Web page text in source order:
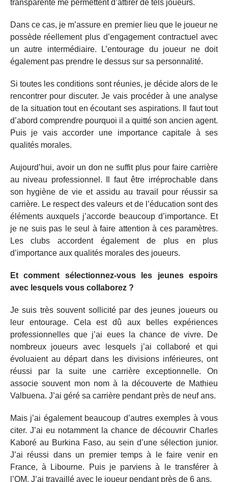
transparente me permettent d’attirer de tels joueurs.
Dans ce cas, je m’assure en premier lieu que le joueur ne
possède réellement plus d’engagement contractuel avec
un autre intermédiaire. L’entourage du joueur ne doit
également pas prendre le dessus sur sa personnalité.
Si toutes les conditions sont réunies, je décide alors de le
rencontrer pour discuter. Je vais procéder à une analyse
de la situation tout en écoutant ses aspirations. Il faut tout
d’abord comprendre pourquoi il a quitté son ancien agent.
Puis je vais accorder une importance capitale à ses
qualités morales.
Aujourd’hui, avoir un don ne suffit plus pour faire carrière
au niveau professionnel. Il faut être irréprochable dans
son hygiène de vie et assidu au travail pour réussir sa
carrière. Le respect des valeurs et de l’éducation sont des
éléments auxquels j’accorde beaucoup d’importance. Et
je ne suis pas le seul à faire attention à ces paramètres.
Les clubs accordent également de plus en plus
d’importance aux qualités morales des joueurs.
Et comment sélectionnez-vous les jeunes espoirs
avec lesquels vous collaborez ?
Je suis très souvent sollicité par des jeunes joueurs ou
leur entourage. Cela est dû aux belles expériences
professionnelles que j’ai eues la chance de vivre. De
nombreux joueurs avec lesquels j’ai collaboré et qui
évoluaient au départ dans les divisions inférieures, ont
réussi par la suite une carrière exceptionnelle. On
associe souvent mon nom à la découverte de Mathieu
Valbuena. J’ai géré sa carrière pendant près de neuf ans.
Mais j’ai également beaucoup d’autres exemples à vous
citer. J’ai eu notamment la chance de découvrir Charles
Kaboré au Burkina Faso, au sein d’une sélection junior.
J’ai réussi dans un premier temps à le faire venir en
France, à Libourne. Puis je parviens à le transférer à
l’OM. J’ai travaillé avec le joueur pendant près de 6 ans.